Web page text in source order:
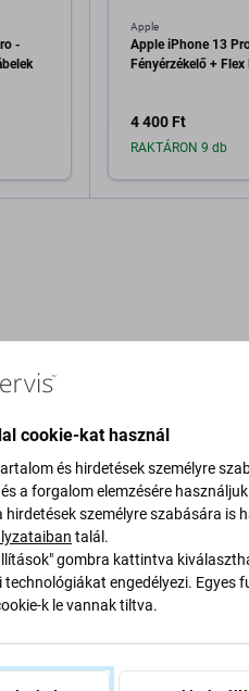
-
Apple
Apple iPhone 13
Fényérzékelő + Flex
4 400 Ft
RAKTÁRON 9 db
a
11 Pro Max
eszközödön, akkor erre az
cookie-kat használ
és hirdetések személyre
a forgalom elemzésére
hirdetések személyre szabására
talál.
gombra kattintva
technológiákat engedélyezi. Egyes
k le vannak tiltva.